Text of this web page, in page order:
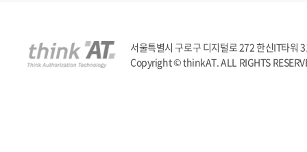
서울특별시 구로구 디지털로 272 한신IT타
Copyright © thinkAT. ALL RIGHTS